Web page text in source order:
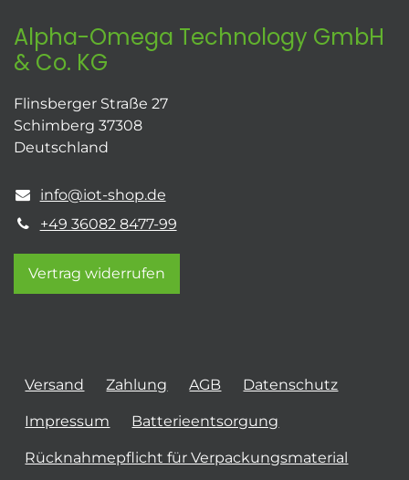
Alpha-Omega Technology GmbH
& Co. KG
Flinsberger Straße 27
Schimberg 37308
Deutschland
info@iot-shop.de
+49 36082 8477-99
Vertrag widerrufen
Versand Zahlung AGB Datenschutz
Impressum Batterieentsorgung
Rücknahmepflicht für Verpackungsmaterial